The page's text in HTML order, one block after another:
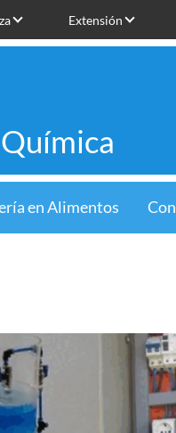
Extensión
en Alimentos